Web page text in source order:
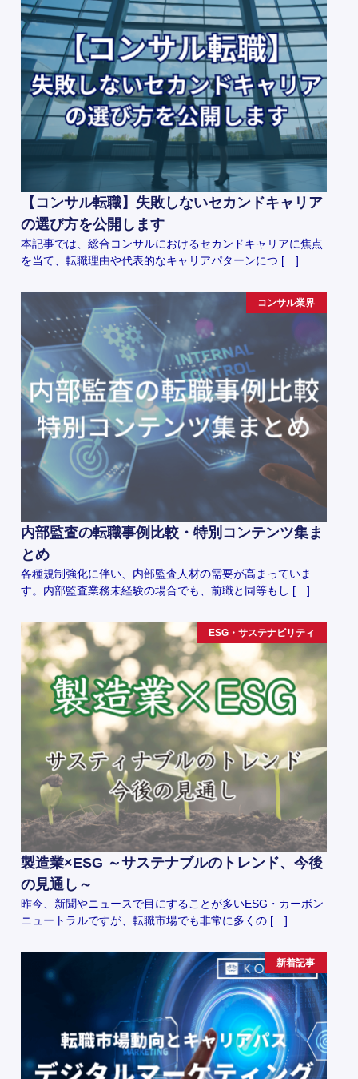
【コンサル転職】失敗しないセカンドキャリア
の選び方を公開します
本記事では、総合コンサルにおけるセカンドキャリアに焦点
を当て、転職理由や代表的なキャリアパターンにつ […]
コンサル業界
内部監査の転職事例比較・特別コンテンツ集ま
とめ
各種規制強化に伴い、内部監査人材の需要が高まっていま
す。内部監査業務未経験の場合でも、前職と同等もし […]
ESG・サステナビリティ
製造業×ESG ～サステナブルのトレンド、今後
の見通し～
昨今、新聞やニュースで目にすることが多いESG・カーボン
ニュートラルですが、転職市場でも非常に多くの […]
新着記事